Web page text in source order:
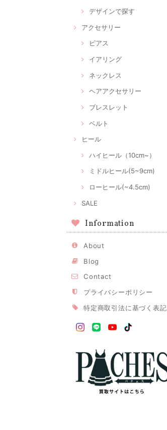
デザインで探す
アクセサリー
ピアス
イアリング
ネックレス
ヘアアクセサリー
ブレスレット
ベルト
ヒール
ハイヒール（10cm~）
ミドルヒール(5~9cm)
ローヒール(~4.5cm)
SALE
Information
About
Blog
Contact
プライバシーポリシー
特定商取引法に基づく表記